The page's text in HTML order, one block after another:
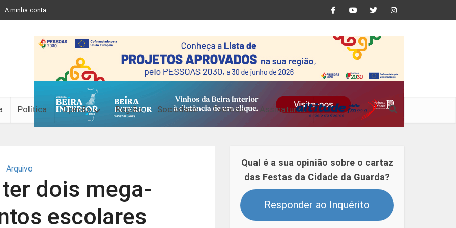
A minha conta
Política Opinião Região Sociedade Eventos Assinaturas
Arquivo
dois mega-
escolares
Qual é a sua opinião sobre o cartaz
das Festas da Cidade da Guarda?
Responder ao Inquérito